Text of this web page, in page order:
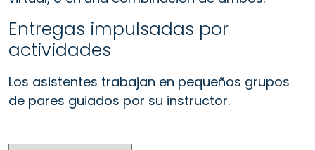
Entregas impulsadas por
actividades
Los asistentes trabajan en pequeños grupos
de pares guiados por su instructor.